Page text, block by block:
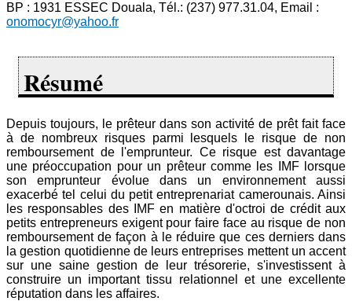
BP : 1931 ESSEC Douala, Tél.: (237) 977.31.04, Email :
onomocyr@yahoo.fr
Résumé
Depuis toujours, le prêteur dans son activité de prêt fait face
à de nombreux risques parmi lesquels le risque de non
remboursement de l'emprunteur. Ce risque est davantage
une préoccupation pour un prêteur comme les IMF lorsque
son emprunteur évolue dans un environnement aussi
exacerbé tel celui du petit entreprenariat camerounais. Ainsi
les responsables des IMF en matière d'octroi de crédit aux
petits entrepreneurs exigent pour faire face au risque de non
remboursement de façon à le réduire que ces derniers dans
la gestion quotidienne de leurs entreprises mettent un accent
sur une saine gestion de leur trésorerie, s'investissent à
construire un important tissu relationnel et une excellente
réputation dans les affaires.